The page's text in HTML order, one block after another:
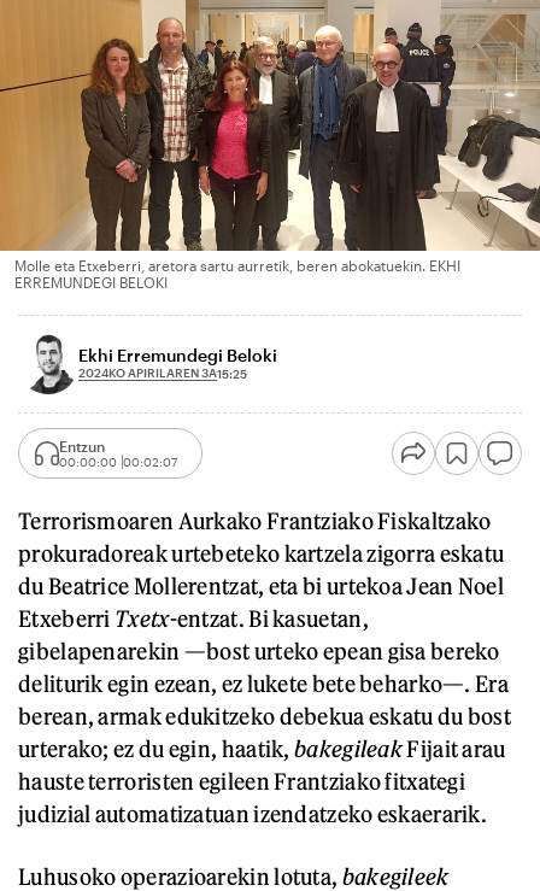
Molle eta Etxeberri, aretora sartu aurretik, beren abokatuekin. EKHI
ERREMUNDEGI BELOKI
Ekhi Erremundegi Beloki
2024KO APIRILAREN 3A15:25
Entzun
00:00:00 00:02:07
Terrorismoaren Aurkako Frantziako Fiskaltzako
prokuradoreak urtebeteko kartzela zigorra eskatu
du Beatrice Mollerentzat, eta bi urtekoa Jean Noel
Etxeberri Txetx-entzat. Bi kasuetan,
gibelapenarekin —bost urteko epean gisa bereko
deliturik egin ezean, ez lukete bete beharko—. Era
berean, armak edukitzeko debekua eskatu du bost
urterako; ez du egin, haatik,bakegileakFijait arau
hauste terroristen egileen Frantziako fitxategi
judizial automatizatuan izendatzeko eskaerarik.
Luhusoko operazioarekin lotuta, bakegileek